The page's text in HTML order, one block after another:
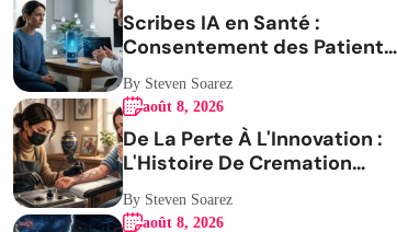
Scribes IA en Santé :
Consentement des Patients
en Question
By Steven Soarez
août 8, 2026
De La Perte À L'Innovation :
L'Histoire De Cremation
Tattoos
By Steven Soarez
août 8, 2026